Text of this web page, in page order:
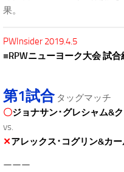
果。
PWInsider 2019.4.5
■RPWニューヨーク大会 試合
第1試合タッグマッチ
〇ジョナサン･グレシャム&
vs.
✕アレックス･コグリン&カ
ーーー